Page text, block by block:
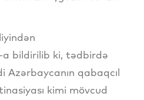
a bildirilib ki, tədbirdə
Azərbaycanın qabaqcıl
kimi mövcud